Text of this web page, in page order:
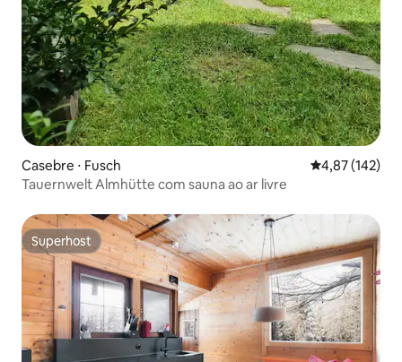
Casebre ⋅ Fusch 4,87 de uma
4,87 (142)
Tauernwelt Almhütte com sauna ao ar livre
Superhost
Superhost